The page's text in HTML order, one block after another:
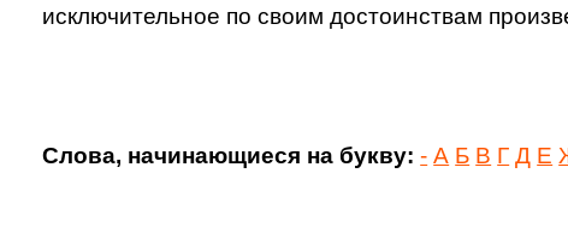
исключительное по своим достоинствам
Слова, начинающиеся на букву: - А Б В Г Д Е